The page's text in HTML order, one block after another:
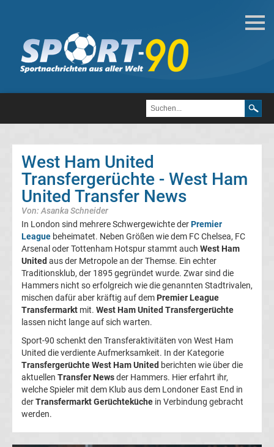
Transfergerüchte
West
Ham
international
Transfergerüchte
Deutschland
Transfergerüchte
England
Transfergerüchte
Italien
Transfergerüchte
Spanien
Top-
Aktuell
West Ham United
Transfergerüchte - West Ham
United Transfer News
Von: Asanka Schneider
In London sind mehrere Schwergewichte derPremier
League beheimatet. Neben Größen wie dem FC Chelsea, FC
Arsenal oder Tottenham Hotspur stammt auch West Ham
United aus der Metropole an der Themse. Ein echter
Traditionsklub, der 1895 gegründet wurde. Zwar sind die
Hammers nicht so erfolgreich wie die genannten Stadtrivalen,
mischen dafür aber kräftig auf dem Premier League
Transfermarkt mit. West Ham United Transfergerüchte
lassen nicht lange auf sich warten.
Sport-90 schenkt den Transferaktivitäten von West Ham
United die verdiente Aufmerksamkeit. In der Kategorie
Transfergerüchte West Ham United berichten wie über die
aktuellen Transfer Newsder Hammers. Hier erfahrt ihr,
welche Spieler mit dem Klub aus dem Londoner East End in
derTransfermarkt Gerüchteküche in Verbindung gebracht
werden.